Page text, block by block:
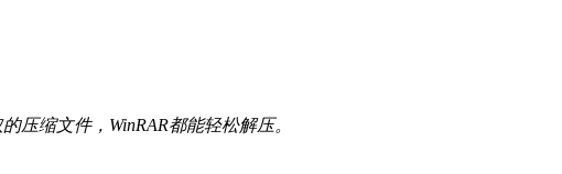
压缩文件，WinRAR都能轻松解压。